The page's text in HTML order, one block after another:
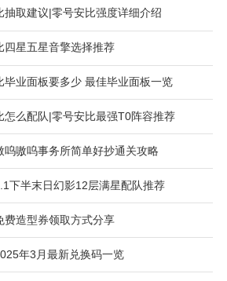
变装系统，超萌宠物陪伴，职业成
险家的最强养成体验。
战，深渊史诗，幸运闪光，职业的
拼运气，你比你想象的更强。
破
上百技能连招随心组合，总有适合
对决爽快由心！
生
，即时对决pvp，与时间竞赛的
基础成长之上的不断突破变强，
抽取建议|零号安比强度详细介绍
四星五星音擎选择推荐
毕业面板要多少 最佳毕业面板一览
怎么配队|零号安比最强T0阵容推荐
呜嗷呜事务所简单好抄通关攻略
下半末日幻影12层满星配队推荐
费造型券领取方式分享
年3月最新兑换码一览